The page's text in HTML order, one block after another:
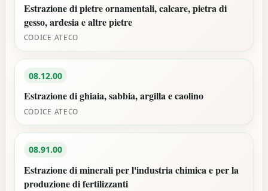
Estrazione di pietre ornamentali, calcare, pietra di
gesso, ardesia e altre pietre
CODICE ATECO
08.12.00
Estrazione di ghiaia, sabbia, argilla e caolino
CODICE ATECO
08.91.00
Estrazione di minerali per l'industria chimica e per la
produzione di fertilizzanti